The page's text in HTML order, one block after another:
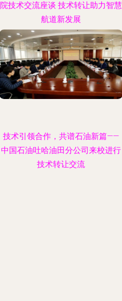
院技术交流座谈 技术转让助力智慧
航道新发展
技术引领合作，共谱石油新篇——
中国石油吐哈油田分公司来校进行
技术转让交流